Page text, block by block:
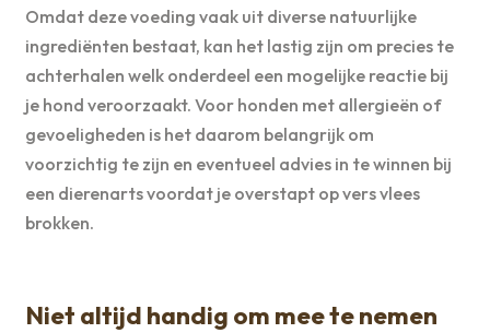
Omdat deze voeding vaak uit diverse natuurlijke
ingrediënten bestaat, kan het lastig zijn om precies te
achterhalen welk onderdeel een mogelijke reactie bij
je hond veroorzaakt. Voor honden met allergieën of
gevoeligheden is het daarom belangrijk om
voorzichtig te zijn en eventueel advies in te winnen bij
een dierenarts voordat je overstapt op vers vlees
brokken.
Niet altijd handig om mee te nemen